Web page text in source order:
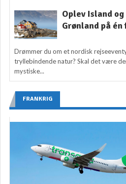
Oplev Island og
Grønland på
Drømmer du om et nordisk
tryllebindende natur? Skal det være
mystiske...
FRANKRIG